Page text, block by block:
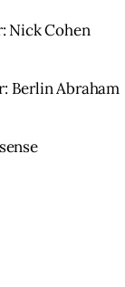
Nick Cohen
Berlin Abraham